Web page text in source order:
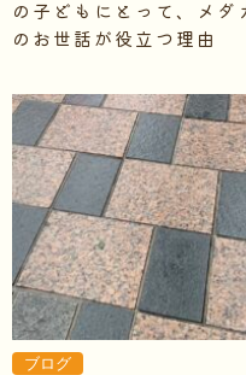
の子どもにとって、メダ
のお世話が役立つ理由
ブログ